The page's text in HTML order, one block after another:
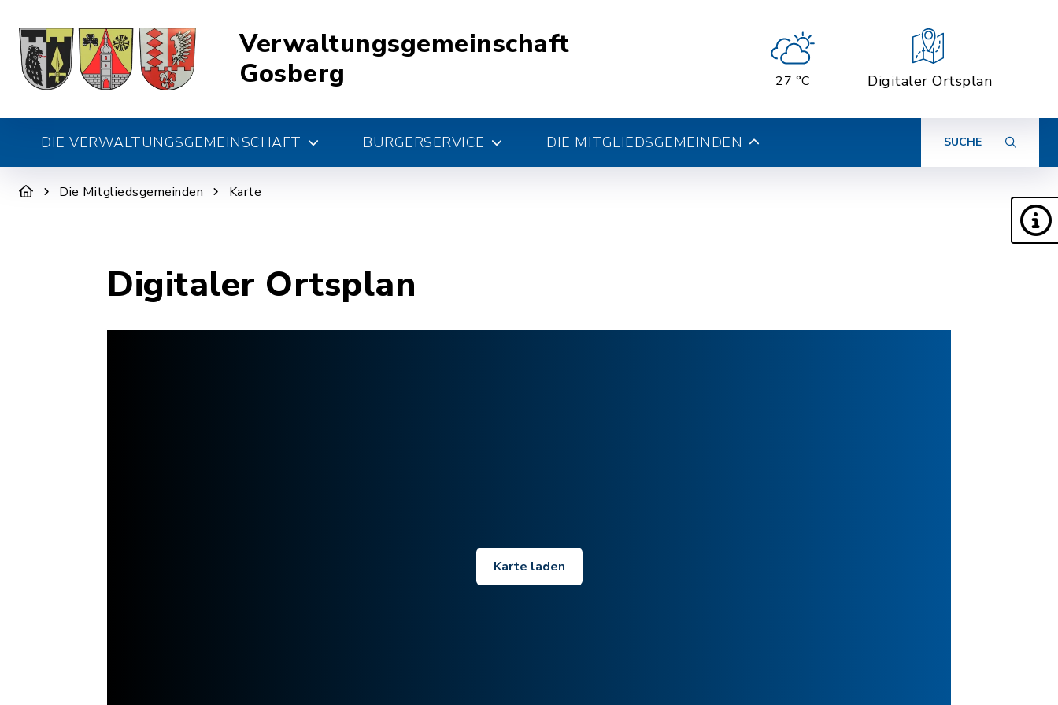
Verwaltungsgemeinschaft
Gosberg
27 °C Digitaler Ortsplan
DIE VERWALTUNGSGEMEINSCHAFT BÜRGERSERVICE DIE MITGLIEDSGEMEINDEN SUCHE
Die Mitgliedsgemeinden Karte
Digitaler Ortsplan
Karte laden